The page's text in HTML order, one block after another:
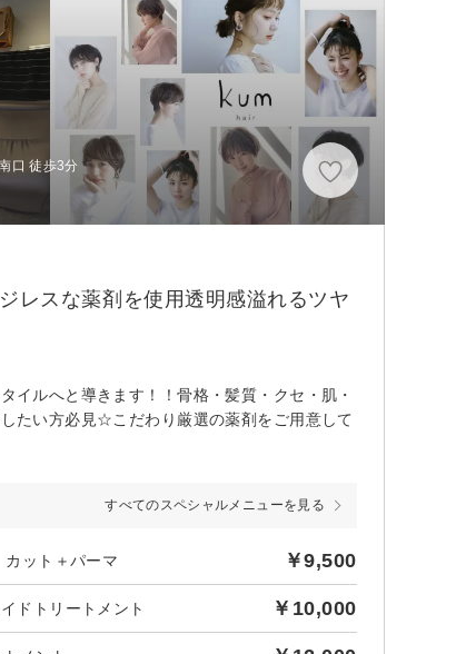
口 徒歩3分
レスな薬剤を使用透明感溢れるツヤ
イルへと導きます！！骨格・髪質・クセ・肌・
たい方必見☆こだわり厳選の薬剤をご用意して
すべてのスペシャルメニューを見る
ット＋パーマ ￥9,500
ドトリートメント ￥10,000